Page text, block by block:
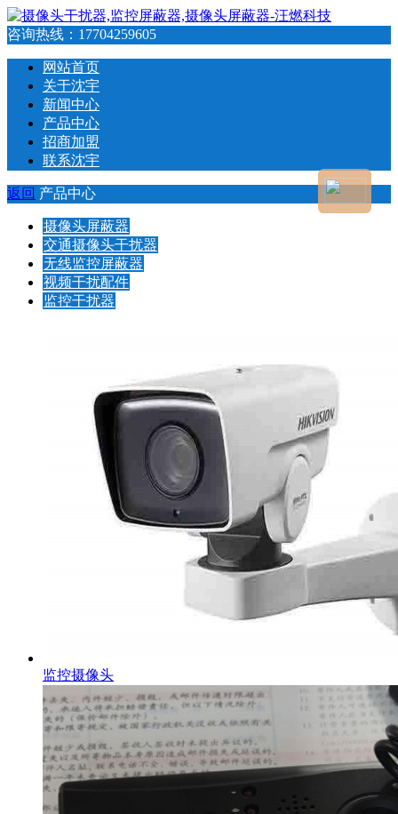
咨询热线： 17704259605
网站首页
关于沈宇
新闻中心
产品中心
招商加盟
联系沈宇
返回 产品中心
摄像头屏蔽器
交通摄像头干扰器
无线监控屏蔽器
视频干扰配件
监控干扰器
监控摄像头